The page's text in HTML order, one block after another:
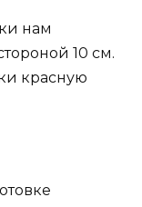
нам
10 см.
красную